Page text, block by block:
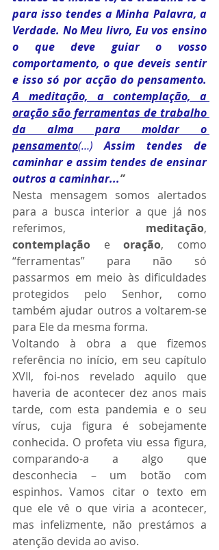
para isso tendes a Minha Palavra, a
Verdade. No Meu livro, Eu vos ensino
o que deve guiar o vosso
comportamento, o que deveis sentir
A meditação, a contemplação, a
oração são ferramentas de trabalho
da alma para moldar o
pensamento(…)
Assim tendes de
caminhar e assim tendes de ensinar
outros a caminhar...”
Nesta mensagem somos alertados
para a busca interior a que já nos
referimos, meditação
contemplação e oração, como
“ferramentas” para não só
passarmos em meio às dificuldades
protegidos pelo Senhor, como
também ajudar outros a voltarem-se
para Ele da mesma forma.
Voltando à obra a que fizemos
referência no início, em seu capítulo
XVII, foi-nos revelado aquilo que
haveria de acontecer dez anos mais
tarde, com esta pandemia e o seu
vírus, cuja figura é sobejamente
conhecida. O profeta viu essa figura,
comparando-a a algo que
desconhecia – um botão com
espinhos. Vamos citar o texto em
que ele vê o que viria a acontecer,
mas infelizmente, não prestámos a
atenção devida ao aviso.